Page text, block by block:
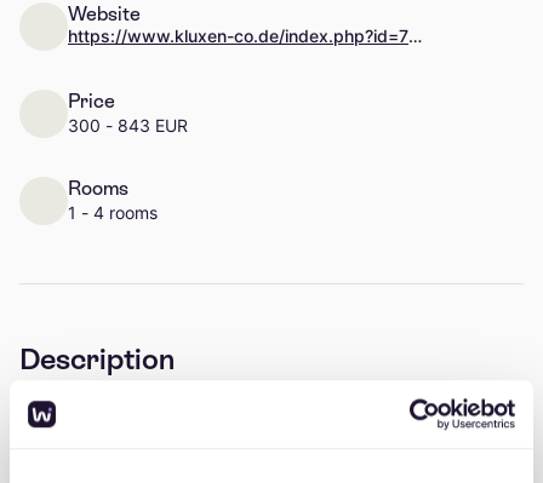
Website
https://www.kluxen-co.de/index.php?id=72&language=1
Price
300 - 843 EUR
Rooms
1 - 4 rooms
Description
Die Gebäude in den Straßen Im Grund 3-13, Im Winkel